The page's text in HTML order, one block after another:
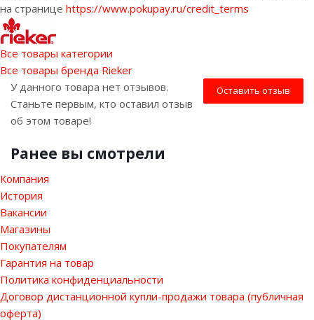
на странице https://www.pokupay.ru/credit_terms
Все товары категории
Все товары бренда Rieker
Оставить отзыв
У данного товара нет отзывов.
Станьте первым, кто оставил отзыв
об этом товаре!
Ранее вы смотрели
Компания
История
Вакансии
Магазины
Покупателям
Гарантия на товар
Политика конфиденциальности
Договор дистанционной купли-продажи товара (публичная
оферта)